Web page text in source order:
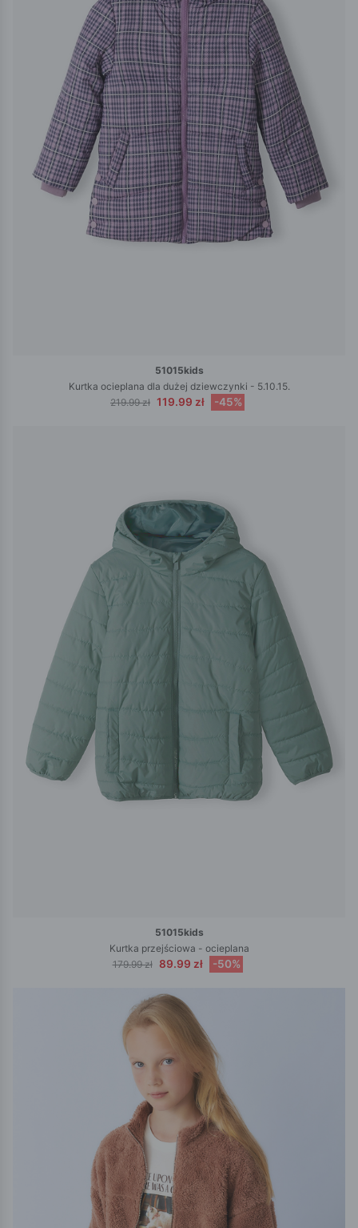
51015kids
Kurtka ocieplana dla dużej dziewczynki - 5.10.15.
219.99 zł 119.99 zł -45%
51015kids
Kurtka przejściowa - ocieplana
179.99 zł 89.99 zł -50%